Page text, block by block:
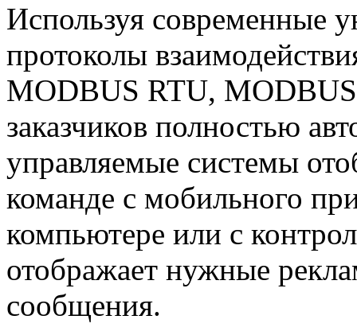
Используя современные
протоколы
MODBUS RTU,
заказчиков полностью
управляемые системы
команде с мобильного
компьютере или с
отображает нужные
сообщения.